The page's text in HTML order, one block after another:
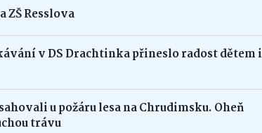
ZŠ Resslova
v DS Drachtinka přineslo radost dětem i
u požáru lesa na Chrudimsku. Oheň
trávu